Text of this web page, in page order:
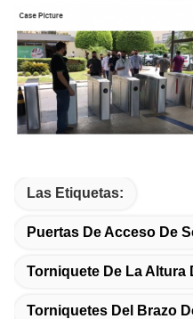
Las Etiquetas:
Puertas De Acceso De
Torniquete De La Altura
Torniquetes Del Brazo